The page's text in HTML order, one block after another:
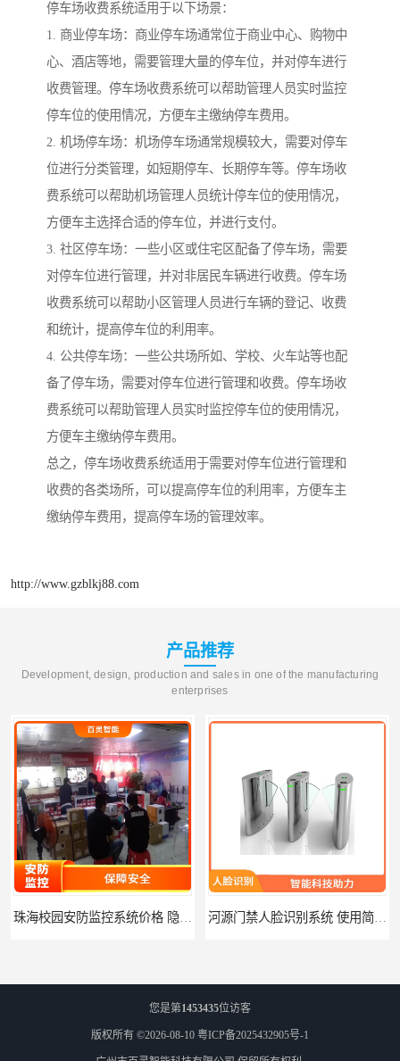
停车场收费系统适用于以下场景：
1. 商业停车场：商业停车场通常位于商业中心、购物中
心、酒店等地，需要管理大量的停车位，并对停车进行
收费管理。停车场收费系统可以帮助管理人员实时监控
停车位的使用情况，方便车主缴纳停车费用。
2. 机场停车场：机场停车场通常规模较大，需要对停车
位进行分类管理，如短期停车、长期停车等。停车场收
费系统可以帮助机场管理人员统计停车位的使用情况，
方便车主选择合适的停车位，并进行支付。
3. 社区停车场：一些小区或住宅区配备了停车场，需要
对停车位进行管理，并对非居民车辆进行收费。停车场
收费系统可以帮助小区管理人员进行车辆的登记、收费
和统计，提高停车位的利用率。
4. 公共停车场：一些公共场所如、学校、火车站等也配
备了停车场，需要对停车位进行管理和收费。停车场收
费系统可以帮助管理人员实时监控停车位的使用情况，
方便车主缴纳停车费用。
总之，停车场收费系统适用于需要对停车位进行管理和
收费的各类场所，可以提高停车位的利用率，方便车主
缴纳停车费用，提高停车场的管理效率。
http://www.gzblkj88.com
产品推荐
Development, design, production and sales in one of the manufacturing
enterprises
您是第1453435位访客
版权所有 ©2026-08-10 粤ICP备2025432905号-1